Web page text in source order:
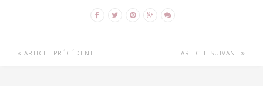
ARTICLE PRÉCÉDENT ARTICLE SUIVANT